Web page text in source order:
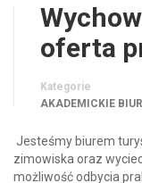
oferta
Kategorie
AKADEMICKIE
Jesteśmy biurem
zimowiska oraz
możliwość odbycia